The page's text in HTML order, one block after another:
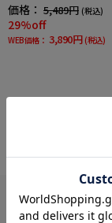
価格： 5,489円 (税込)
29%off
WEB価格： 3,890円 (税込)